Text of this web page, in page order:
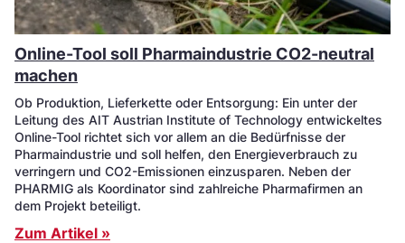
Online-Tool soll Pharmaindustrie CO2-neutral
machen
Ob Produktion, Lieferkette oder Entsorgung: Ein unter der
Leitung des AIT Austrian Institute of Technology entwickeltes
Online-Tool richtet sich vor allem an die Bedürfnisse der
Pharmaindustrie und soll helfen, den Energieverbrauch zu
verringern und CO2-Emissionen einzusparen. Neben der
PHARMIG als Koordinator sind zahlreiche Pharmafirmen an
dem Projekt beteiligt.
Zum Artikel »